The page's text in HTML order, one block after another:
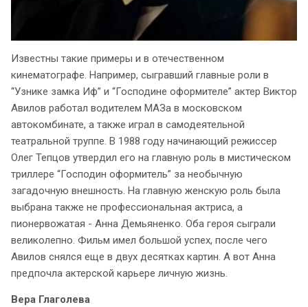
Известны такие примеры и в отечественном
кинематографе. Например, сыгравший главные роли в
“Узнике замка Иф” и “Господине оформителе” актер Виктор
Авилов работал водителем МАЗа в московском
автокомбинате, а также играл в самодеятельной
театральной труппе. В 1988 году начинающий режиссер
Олег Тепцов утвердил его на главную роль в мистическом
триллере “Господин оформитель” за необычную
загадочную внешность. На главную женскую роль была
выбрана также не профессиональная актриса, а
пионервожатая - Анна Демьяненко. Оба героя сыграли
великолепно. Фильм имел большой успех, после чего
Авилов снялся еще в двух десятках картин. А вот Анна
предпочла актерской карьере личную жизнь.
Вера Глаголева